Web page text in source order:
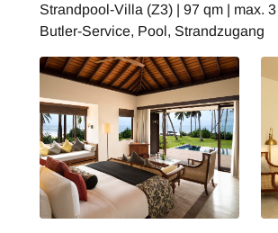
Strandpool-Villa (Z3) | 97 qm | max.
Butler-Service, Pool, Strandzugang